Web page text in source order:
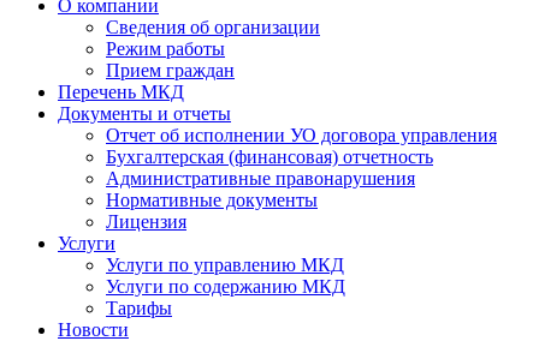
О компании
Сведения об организации
Режим работы
Прием граждан
Перечень МКД
Документы и отчеты
Отчет об исполнении УО договора управления
Бухгалтерская (финансовая) отчетность
Административные правонарушения
Нормативные документы
Лицензия
Услуги
Услуги по управлению МКД
Услуги по содержанию МКД
Тарифы
Новости